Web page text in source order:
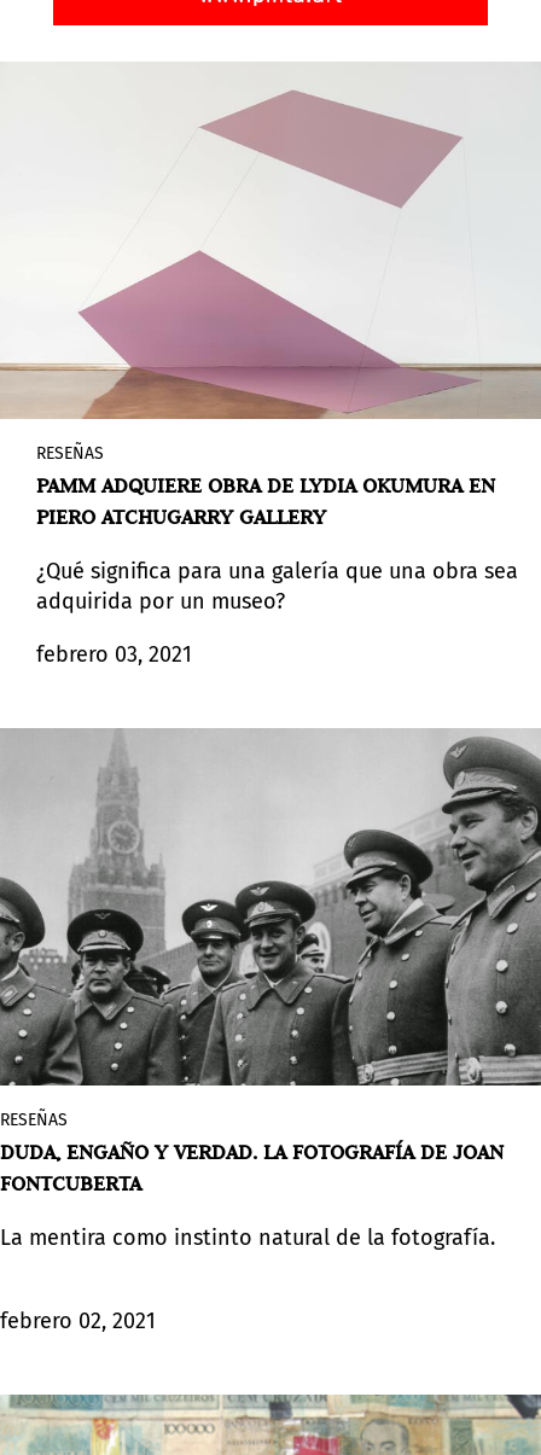
RESEÑAS
PAMM ADQUIERE OBRA DE LYDIA OKUMURA EN
PIERO ATCHUGARRY GALLERY
¿Qué significa para una galería que una obra sea
adquirida por un museo?
febrero 03, 2021
RESEÑAS
DUDA, ENGAÑO Y VERDAD. LA FOTOGRAFÍA DE JOAN
FONTCUBERTA
La mentira como instinto natural de la fotografía.
febrero 02, 2021